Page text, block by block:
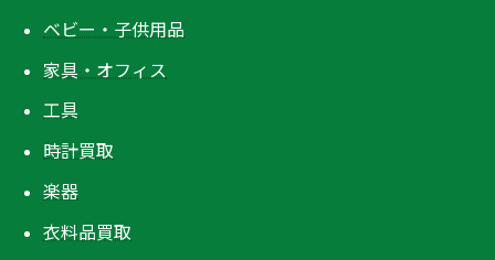
ベビー・子供用品
家具・オフィス
工具
時計買取
楽器
衣料品買取